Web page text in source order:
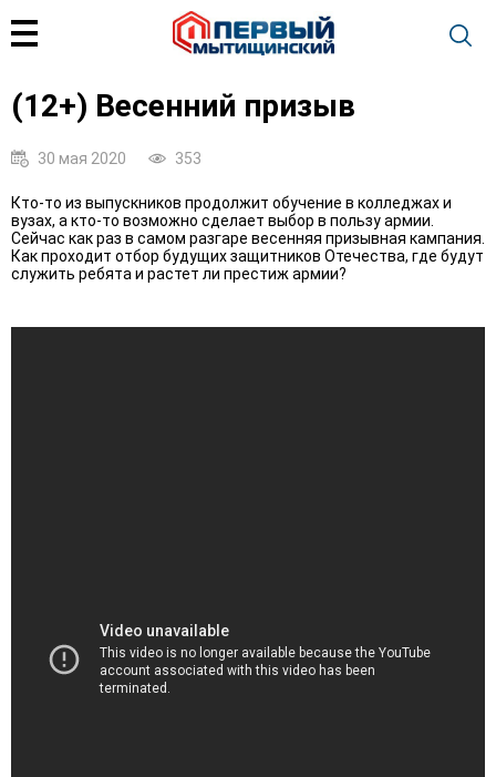
(12+) Весенний призыв
30 мая 2020 353
Кто-то из выпускников продолжит обучение в колледжах и
вузах, а кто-то возможно сделает выбор в пользу армии.
Сейчас как раз в самом разгаре весенняя призывная кампания.
Как проходит отбор будущих защитников Отечества, где будут
служить ребята и растет ли престиж армии?